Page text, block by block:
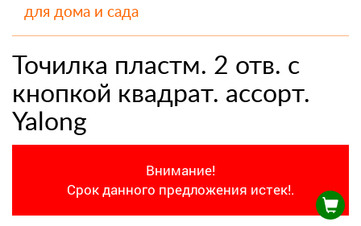
для дома и сада
Точилка пластм. 2 отв. с
кнопкой квадрат. ассорт.
Yalong
Внимание!
Срок данного предложения истек!.